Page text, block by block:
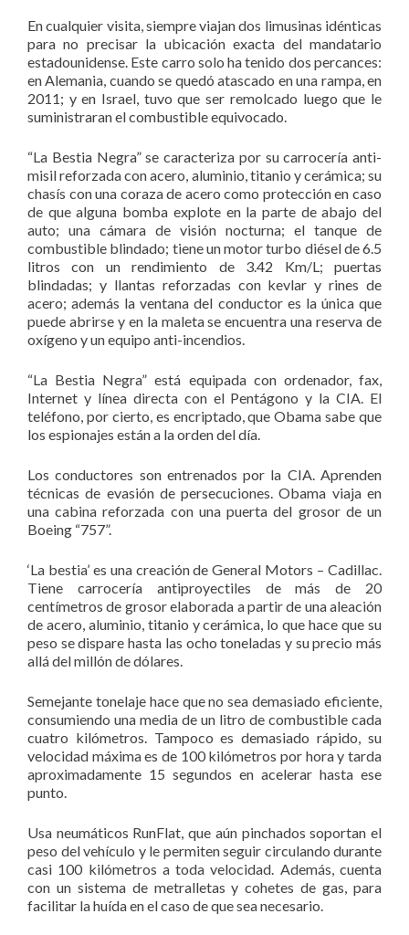
En cualquier visita, siempre viajan dos limusinas idénticas
para no precisar la ubicación exacta del mandatario
estadounidense. Este carro solo ha tenido dos percances:
en Alemania, cuando se quedó atascado en una rampa, en
2011; y en Israel, tuvo que ser remolcado luego que le
suministraran el combustible equivocado.
“La Bestia Negra” se caracteriza por su carrocería anti-
misil reforzada con acero, aluminio, titanio y cerámica; su
chasís con una coraza de acero como protección en caso
de que alguna bomba explote en la parte de abajo del
auto; una cámara de visión nocturna; el tanque de
combustible blindado; tiene un motor turbo diésel de 6.5
litros con un rendimiento de 3.42 Km/L; puertas
blindadas; y llantas reforzadas con kevlar y rines de
acero; además la ventana del conductor es la única que
puede abrirse y en la maleta se encuentra una reserva de
oxígeno y un equipo anti-incendios.
“La Bestia Negra” está equipada con ordenador, fax,
Internet y línea directa con el Pentágono y la CIA. El
teléfono, por cierto, es encriptado, que Obama sabe que
los espionajes están a la orden del día.
Los conductores son entrenados por la CIA. Aprenden
técnicas de evasión de persecuciones. Obama viaja en
una cabina reforzada con una puerta del grosor de un
Boeing “757”.
‘La bestia’ es una creación de General Motors – Cadillac.
Tiene carrocería antiproyectiles de más de 20
centímetros de grosor elaborada a partir de una aleación
de acero, aluminio, titanio y cerámica, lo que hace que su
peso se dispare hasta las ocho toneladas y su precio más
allá del millón de dólares.
Semejante tonelaje hace que no sea demasiado eficiente,
consumiendo una media de un litro de combustible cada
cuatro kilómetros. Tampoco es demasiado rápido, su
velocidad máxima es de 100 kilómetros por hora y tarda
aproximadamente 15 segundos en acelerar hasta ese
punto.
Usa neumáticos RunFlat, que aún pinchados soportan el
peso del vehículo y le permiten seguir circulando durante
casi 100 kilómetros a toda velocidad. Además, cuenta
con un sistema de metralletas y cohetes de gas, para
facilitar la huída en el caso de que sea necesario.